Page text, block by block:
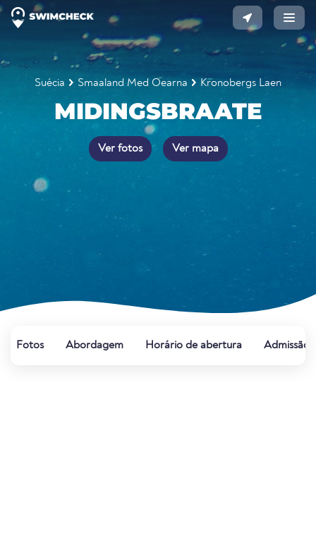
Suécia Smaaland Med Oearna Kronobergs Laen
MIDINGSBRAATE
Ver fotos Ver mapa
Fotos Abordagem Horário de abertura Admissão